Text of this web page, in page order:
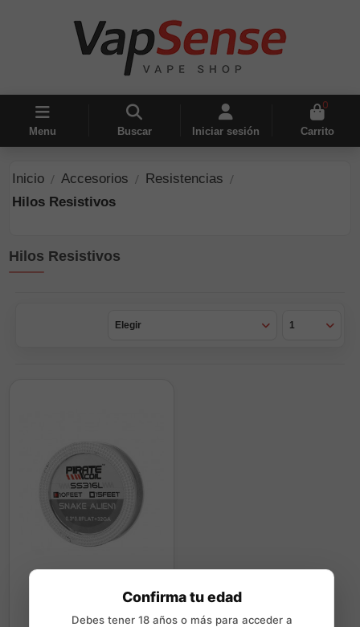
Menu Buscar Iniciar sesión
0
Carrito
Inicio Accesorios
Resistencias
Hilos Resistivos
Hilos Resistivos
Elegir 1
SS316L 0.3*0.8flat+32G
10,90 €
Confirma tu edad
Debes tener 18 años o más para acceder a